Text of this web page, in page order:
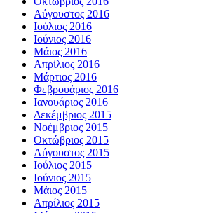
Αύγουστος 2016
Ιούλιος 2016
Ιούνιος 2016
Μάιος 2016
Απρίλιος 2016
Μάρτιος 2016
Φεβρουάριος 2016
Ιανουάριος 2016
Δεκέμβριος 2015
Νοέμβριος 2015
Οκτώβριος 2015
Αύγουστος 2015
Ιούλιος 2015
Ιούνιος 2015
Μάιος 2015
Απρίλιος 2015